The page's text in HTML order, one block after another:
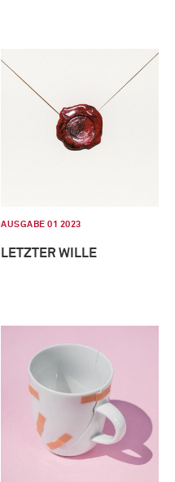
AUSGABE 01 2023
LETZTER WILLE